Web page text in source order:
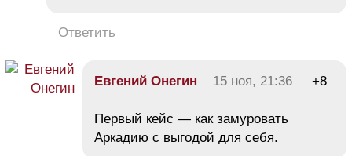
Ответить
Евгений Онегин 15 ноя, 21:36 +8
Первый кейс — как замуровать
Аркадию с выгодой для себя.